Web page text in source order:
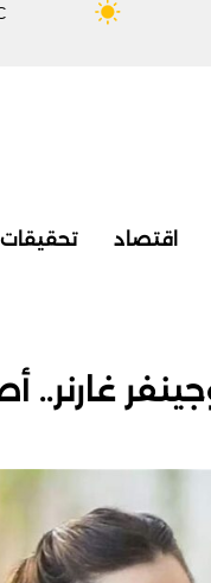
اقتصاد تحقيقات
غارنر..